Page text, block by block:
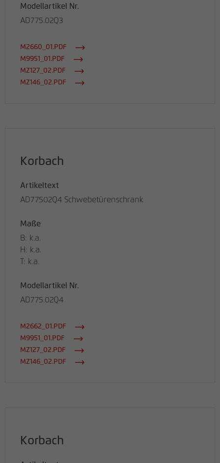
Modellartikel Nr.
AD775.02Q3
M2660_01.PDF
M9951_01.PDF
MZ127_02.PDF
MZ146_02.PDF
Korbach
Artikeltext
AD77502Q4 Schwebetürenschrank
Maße
B: k.a.
H: k.a.
T: k.a.
Modellartikel Nr.
AD775.02Q4
M2662_01.PDF
M9951_01.PDF
MZ127_02.PDF
MZ146_02.PDF
Korbach